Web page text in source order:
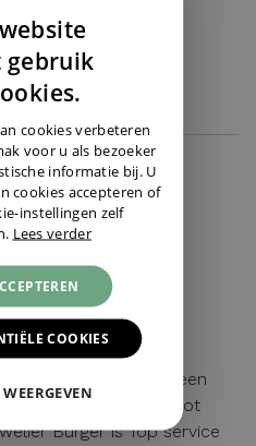
horloge ›
voor wat uitleg van een
achteraf en zeer vlot
Burger is Top service
GERMAN
gebruik
cookies verbeteren
voor u als bezoeker
informatie bij. U
cookies accepteren of
instellingen zelf
Lees verder
COOKIES